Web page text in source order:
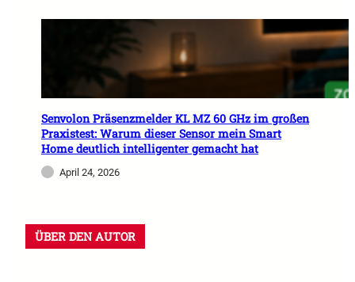
Senvolon Präsenzmelder KL MZ 60 GHz im großen
Praxistest: Warum dieser Sensor mein Smart
Home deutlich intelligenter gemacht hat
April 24, 2026
ÜBER DEN AUTOR